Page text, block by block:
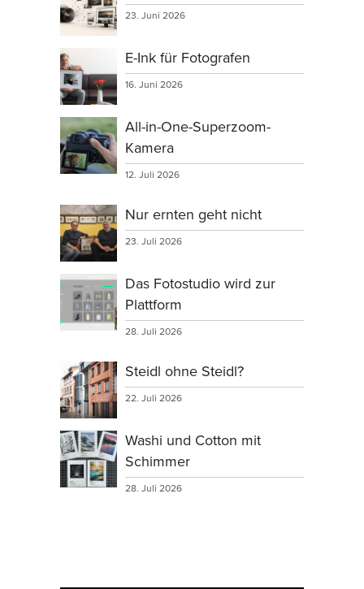
23. Juni 2026
E-Ink für Fotografen
16. Juni 2026
All-in-One-Superzoom-
Kamera
12. Juli 2026
Nur ernten geht nicht
23. Juli 2026
Das Fotostudio wird zur
Plattform
28. Juli 2026
Steidl ohne Steidl?
22. Juli 2026
Washi und Cotton mit
Schimmer
28. Juli 2026